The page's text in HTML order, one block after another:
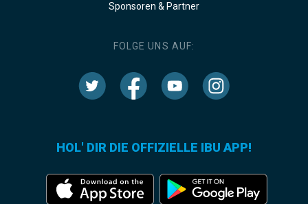
Sponsoren & Partner
FOLGE UNS AUF:
HOL' DIR DIE OFFIZIELLE IBU APP!